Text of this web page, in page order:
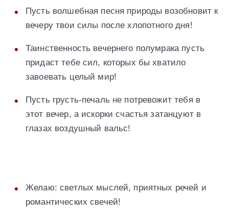
Пусть волшебная песня природы возобновит к
вечеру твои силы после хлопотного дня!
Таинственность вечернего полумрака пусть
придаст тебе сил, которых бы хватило
завоевать целый мир!
Пусть грусть-печаль не потревожит тебя в
этот вечер, а искорки счастья затанцуют в
глазах воздушный вальс!
Желаю: светлых мыслей, приятных речей и
романтических свечей!